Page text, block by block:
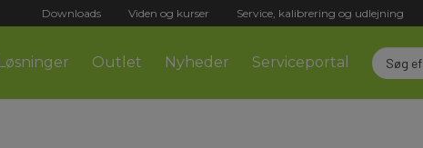
Downloads Viden og kurser Service, kalibrering og udlejning
Løsninger Outlet Nyheder Serviceportal